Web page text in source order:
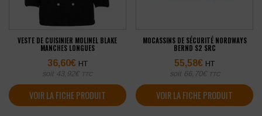
VESTE DE CUISINIER MOLINEL BLAKE
MANCHES LONGUES
36,60€ HT
soit 43,92€ TTC
VOIR LA FICHE PRODUIT
MOCASSINS DE SÉCURITÉ NORDWAYS
BERND S2 SRC
55,58€ HT
soit 66,70€ TTC
VOIR LA FICHE PRODUIT